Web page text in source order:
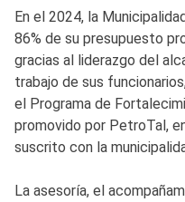
En el 2024, la
86% de su presupuesto
gracias al liderazgo del
trabajo de sus
el Programa de
promovido por PetroTal,
suscrito con la
La asesoría, el